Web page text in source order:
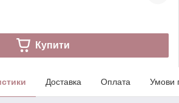
Купити
Доставка Оплата Умови